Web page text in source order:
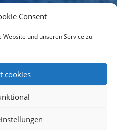
Consent
und unseren Service zu
cookies